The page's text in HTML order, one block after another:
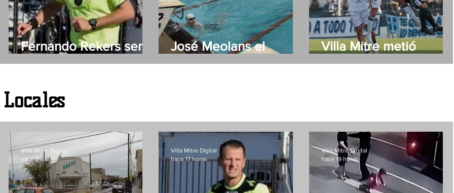
Fernando Rekers será
el árbitro de Villa Mitre
José Meolans el
primer nadador del
Villa Mitre metió
primera en Córdoba
Locales
Villa Mitre Digital
hace 5 horas
Villa Mitre Digital
hace 17 horas
Villa Mitre Digital
hace 19 horas